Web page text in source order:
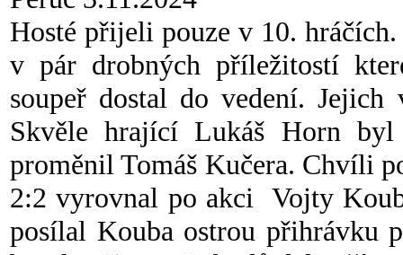
Hosté přijeli pouze v 10.
v pár drobných příležitostí
soupeř dostal do vedení.
Skvěle hrající Lukáš Horn byl
proměnil Tomáš Kučera. Chvíli
2:2 vyrovnal po akci Vojty
posílal Kouba ostrou přihrávku